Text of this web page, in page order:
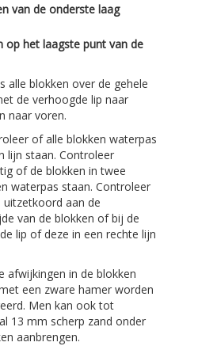
van de onderste laag
op het laagste punt van de
alle blokken over de gehele
de verhoogde lip naar
naar voren.
of alle blokken waterpas
lijn staan. Controleer
of de blokken in twee
waterpas staan. Controleer
uitzetkoord aan de
van de blokken of bij de
lip of deze in een rechte lijn
afwijkingen in de blokken
een zware hamer worden
Men kan ook tot
13 mm scherp zand onder
aanbrengen.